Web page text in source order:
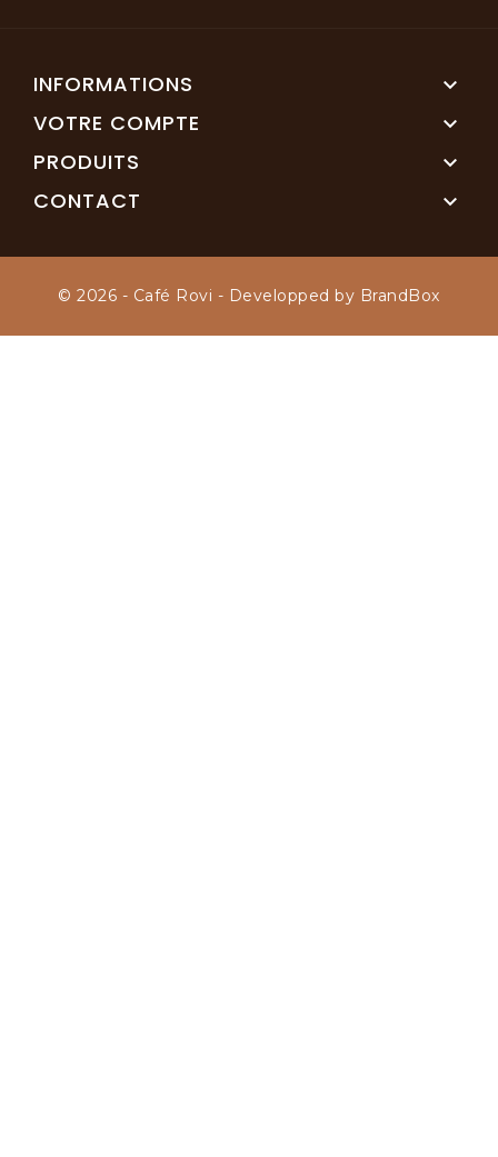
INFORMATIONS 
VOTRE COMPTE 
PRODUITS 
CONTACT 
© 2026 - Café Rovi - Developped by BrandBox